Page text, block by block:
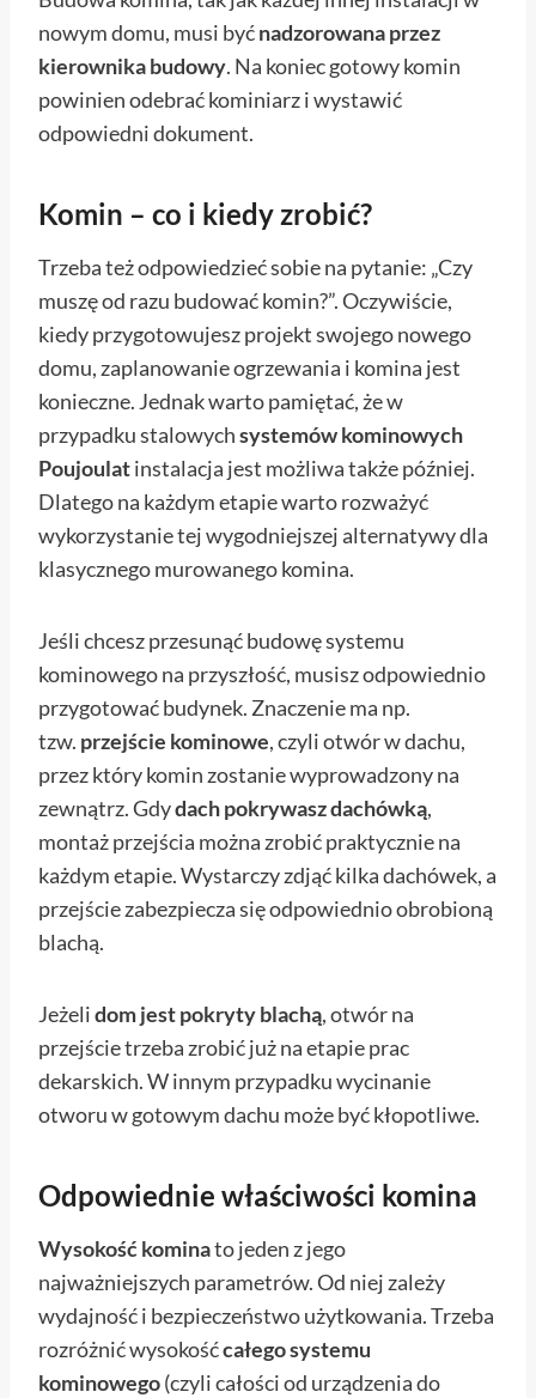
nowym domu, musi byćnadzorowana przez
kierownika budowy. Na koniec gotowy komin
powinien odebrać kominiarz i wystawić
odpowiedni dokument.
Komin – co i kiedy zrobić?
Trzeba też odpowiedzieć sobie na pytanie: „Czy
muszę od razu budować komin?”. Oczywiście,
kiedy przygotowujesz projekt swojego nowego
domu, zaplanowanie ogrzewania i komina jest
konieczne. Jednak warto pamiętać, że w
przypadku stalowychsystemów kominowych
Poujoulatinstalacja jest możliwa także później.
Dlatego na każdym etapie warto rozważyć
wykorzystanie tej wygodniejszej alternatywy dla
klasycznego murowanego komina.
Jeśli chcesz przesunąć budowę systemu
kominowego na przyszłość, musisz odpowiednio
przygotować budynek. Znaczenie ma np.
tzw. przejście kominowe, czyli otwór w dachu,
przez który komin zostanie wyprowadzony na
zewnątrz. Gdydach pokrywasz dachówką,
montaż przejścia można zrobić praktycznie na
każdym etapie. Wystarczy zdjąć kilka dachówek, a
przejście zabezpiecza się odpowiednio obrobioną
blachą.
Jeżelidom jest pokryty blachą, otwór na
przejście trzeba zrobić już na etapie prac
dekarskich. W innym przypadku wycinanie
otworu w gotowym dachu może być kłopotliwe.
Odpowiednie właściwości komina
Wysokość kominato jeden z jego
najważniejszych parametrów. Od niej zależy
wydajność i bezpieczeństwo użytkowania. Trzeba
rozróżnić wysokośćcałego systemu
kominowego(czyli całości od urządzenia do